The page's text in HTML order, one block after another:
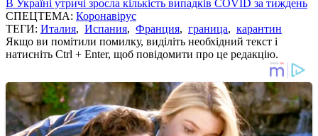
В Україні утричі зросла кількість випадків COVID за тиждень
СПЕЦТЕМА: Коронавірус
ТЕГИ: Италия, Испания, Франция, граница, карантин
Якщо ви помітили помилку, виділіть необхідний текст і
натисніть Ctrl + Enter, щоб повідомити про це редакцію.